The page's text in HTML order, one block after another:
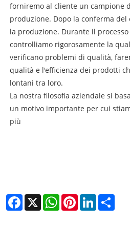
forniremo al cliente un campione
produzione. Dopo la conferma
la produzione. Durante il
controlliamo rigorosamente la
verificano problemi di qualità,
qualità e l'efficienza dei prodotti
lontani tra loro.
La nostra filosofia aziendale si
un motivo importante per cui
più
Facebook
X WhatsAppPinterestLinkedIn